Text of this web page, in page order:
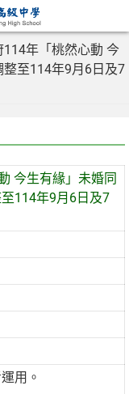
114年「桃然心動 今
至114年9月6日及7
今生有緣」未婚同
114年9月6日及7
用。